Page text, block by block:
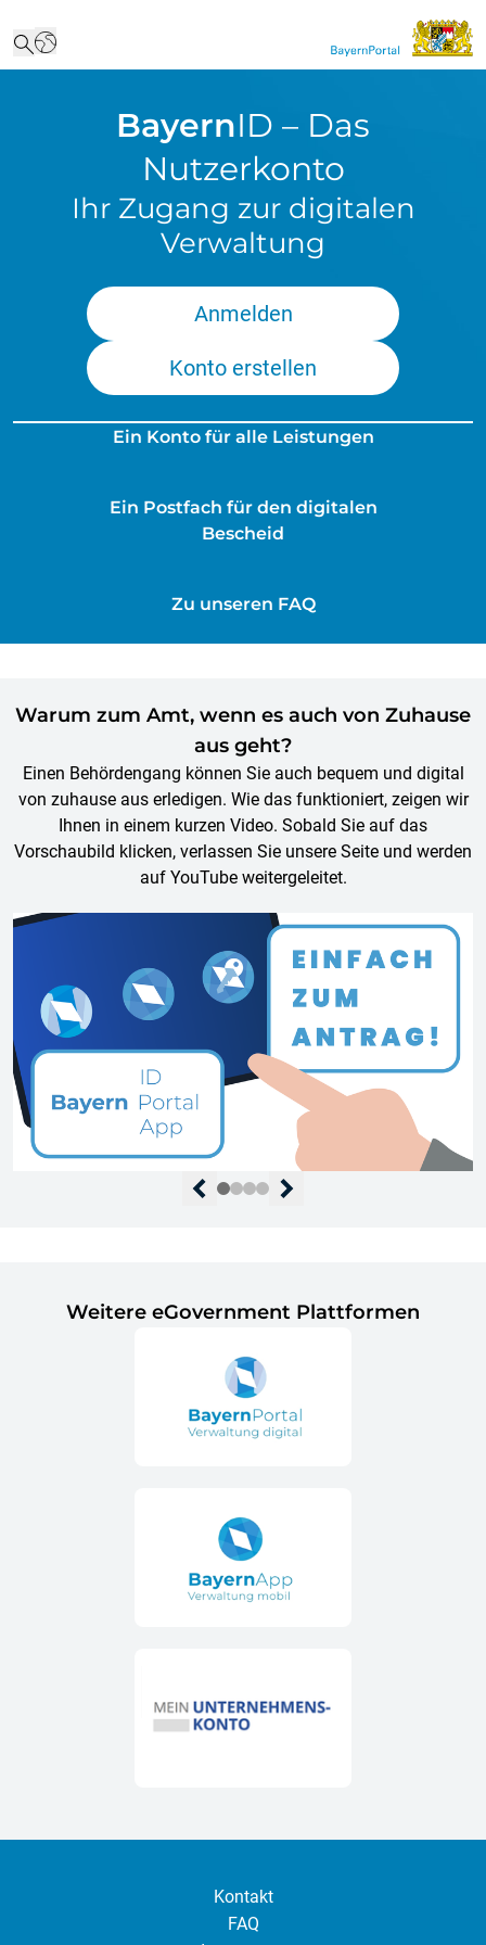
BayernID – Das
Nutzerkonto
Ihr Zugang zur digitalen
Verwaltung
Konto erstellen
Anmelden
Ein Konto für alle Leistungen
Ein Postfach für den digitalen
Bescheid
Zu unseren FAQ
Warum zum Amt, wenn es auch von Zuhause
aus geht?
Einen Behördengang können Sie auch bequem und digital
von zuhause aus erledigen. Wie das funktioniert, zeigen wir
Ihnen in einem kurzen Video. Sobald Sie auf das
Vorschaubild klicken, verlassen Sie unsere Seite und werden
auf YouTube weitergeleitet.
Weitere eGovernment Plattformen
Kontakt
FAQ